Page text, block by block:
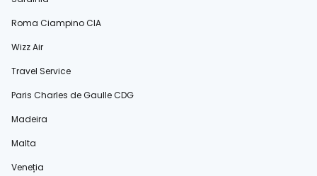
Roma Ciampino CIA
Wizz Air
Travel Service
Paris Charles de Gaulle CDG
Madeira
Malta
Veneția